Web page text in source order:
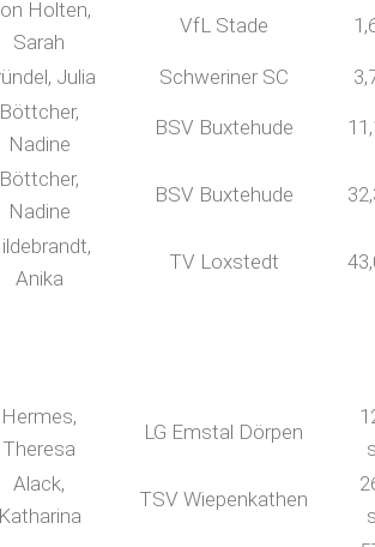
Holten,
Sarah
VfL Stade
Julia Schweriner SC
Böttcher,
Nadine
BSV Buxtehude
Böttcher,
Nadine
BSV Buxtehude
Anika
TV Loxstedt
Hermes,
Theresa
LG Emstal Dörpen
Alack,
Katharina
TSV Wiepenkathen